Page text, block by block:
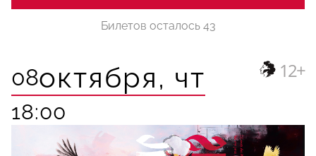
Билетов осталось 43
08октября, чт
18:00
12+